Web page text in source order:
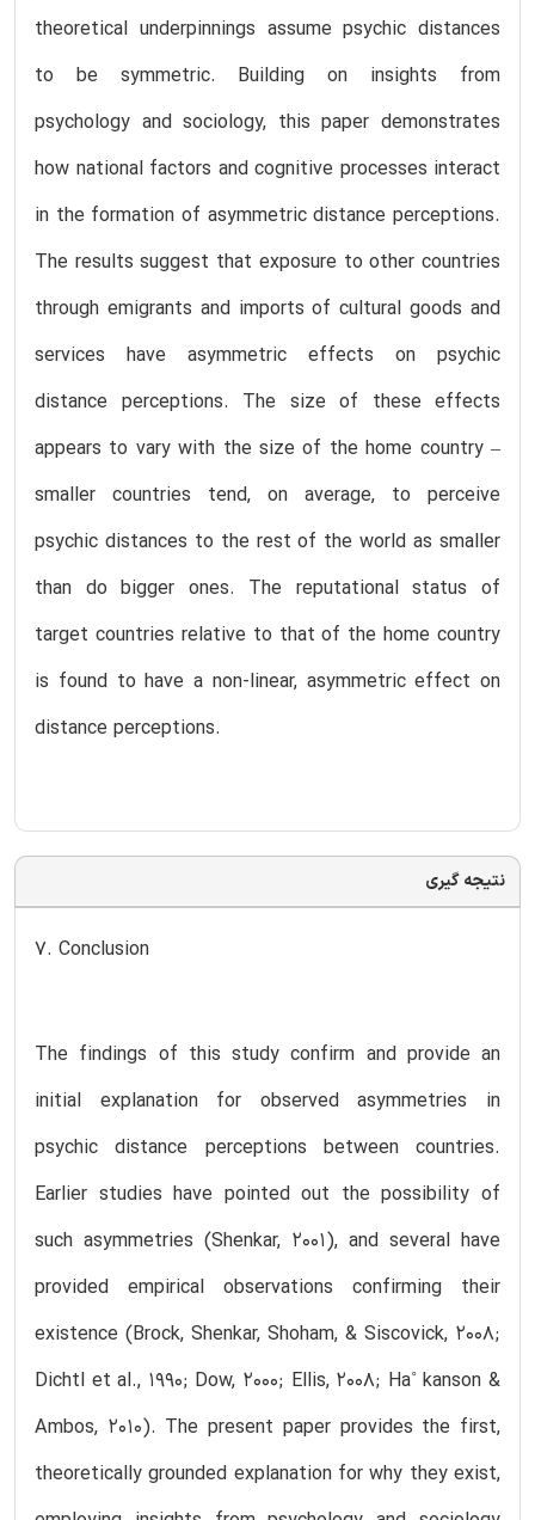
theoretical underpinnings assume psychic distances
to be symmetric. Building on insights from
psychology and sociology, this paper demonstrates
how national factors and cognitive processes interact
in the formation of asymmetric distance perceptions.
The results suggest that exposure to other countries
through emigrants and imports of cultural goods and
services have asymmetric effects on psychic
distance perceptions. The size of these effects
appears to vary with the size of the home country –
smaller countries tend, on average, to perceive
psychic distances to the rest of the world as smaller
than do bigger ones. The reputational status of
target countries relative to that of the home country
is found to have a non-linear, asymmetric effect on
distance perceptions.
نتیجه گیری
7. Conclusion
The findings of this study confirm and provide an
initial explanation for observed asymmetries in
psychic distance perceptions between countries.
Earlier studies have pointed out the possibility of
such asymmetries (Shenkar, 2001), and several have
provided empirical observations confirming their
existence (Brock, Shenkar, Shoham, & Siscovick, 2008;
Dichtl et al., 1990; Dow, 2000; Ellis, 2008; Ha˚ kanson &
Ambos, 2010). The present paper provides the first,
theoretically grounded explanation for why they exist,